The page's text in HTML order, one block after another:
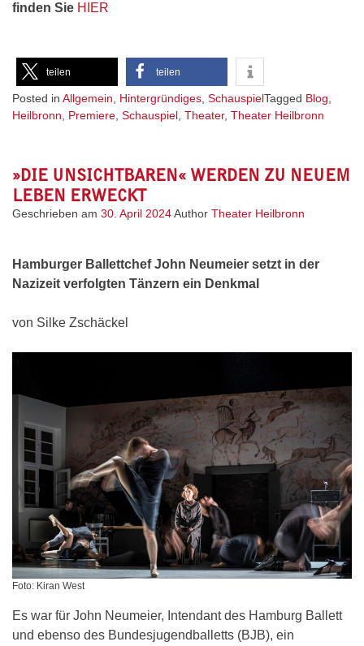
finden Sie HIER
teilen teilen
Posted in Allgemein, Hintergründiges, SchauspielTagged Blog,
Heilbronn, Premiere, Schauspiel, Theater, Theater Heilbronn
»DIE UNSICHTBAREN« WERDEN ZU NEUEM
LEBEN ERWECKT
Geschrieben am 30. April 2024Author Theater Heilbronn
Hamburger Ballettchef John Neumeier setzt in der
Nazizeit verfolgten Tänzern ein Denkmal
von Silke Zschäckel
Foto: Kiran West
Es war für John Neumeier, Intendant des Hamburg Ballett
und ebenso des Bundesjugendballetts (BJB), ein